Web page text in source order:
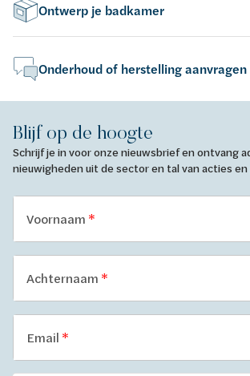
Ontwerp je badkamer
Onderhoud of herstelling aanvragen
Blijf op de hoogte
Schrijf je in voor onze nieuwsbrief en ontvang
nieuwigheden uit de sector en tal van acties
Voornaam
Achternaam
Email